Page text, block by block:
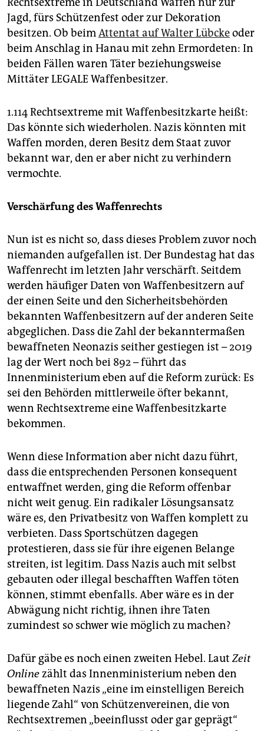
Jagd, fürs Schützenfest oder zur Dekoration
besitzen. Ob beimAttentat auf Walter Lübckeoder
beim Anschlag in Hanau mit zehn Ermordeten: In
beiden Fällen waren Täter beziehungsweise
Mittäter LEGALE Waffenbesitzer.
1.114 Rechtsex­treme mit Waffenbesitzkarte heißt:
Das könnte sich wiederholen. Nazis könnten mit
Waffen morden, deren Besitz dem Staat zuvor
bekannt war, den er aber nicht zu verhindern
vermochte.
Verschärfung des Waffenrechts
Nun ist es nicht so, dass dieses Problem zuvor noch
niemanden aufgefallen ist. Der Bundestag hat das
Waffenrecht im letzten Jahr verschärft. Seitdem
werden häufiger Daten von Waffenbesitzern auf
der einen Seite und den Sicherheitsbehörden
bekannten Waffenbesitzern auf der anderen Seite
abgeglichen. Dass die Zahl der bekanntermaßen
bewaffneten Neonazis seither gestiegen ist – 2019
lag der Wert noch bei 892 – führt das
Innenministerium eben auf die Reform zurück: Es
sei den Behörden mittlerweile öfter bekannt,
wenn Rechtsextreme eine Waffenbesitzkarte
bekommen.
Wenn diese Information aber nicht dazu führt,
dass die entsprechenden Personen konsequent
entwaffnet werden, ging die Reform offenbar
nicht weit genug. Ein radikaler Lösungsansatz
wäre es, den Privatbesitz von Waffen komplett zu
verbieten. Dass Sportschützen dagegen
protestieren, dass sie für ihre eigenen Belange
streiten, ist legitim. Dass Nazis auch mit selbst
gebauten oder illegal beschafften Waffen töten
können, stimmt ebenfalls. Aber wäre es in der
Abwägung nicht richtig, ihnen ihre Taten
zumindest so schwer wie möglich zu machen?
Dafür gäbe es noch einen zweiten Hebel. LautZeit
Onlinezählt das Innenministerium neben den
bewaffneten Nazis „eine im einstelligen Bereich
liegende Zahl“ von Schützenvereinen, die von
Rechtsextremen „beeinflusst oder gar geprägt“